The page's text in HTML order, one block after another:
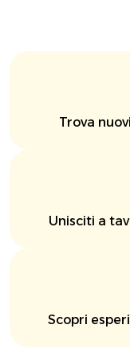
Trova
Unisciti a
Scopri